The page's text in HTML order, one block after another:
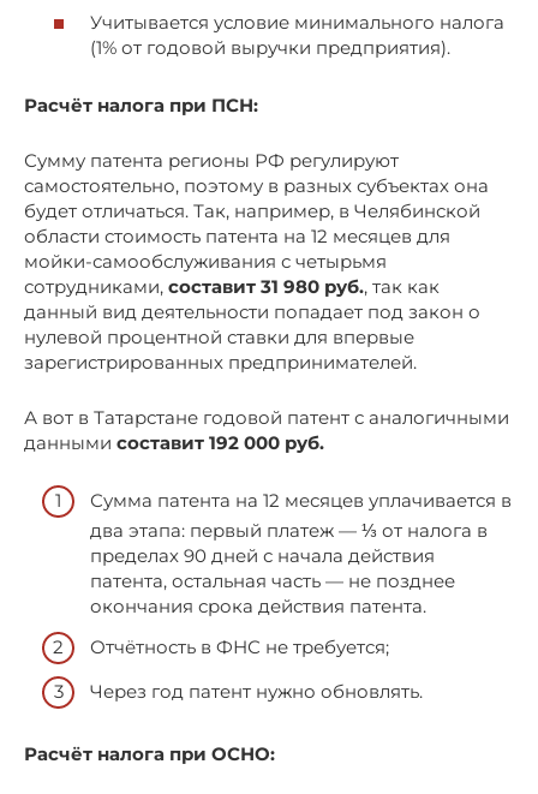
Учитывается условие минимального налога
(1% от годовой выручки предприятия).
Расчёт налога при ПСН:
Сумму патента регионы РФ регулируют
самостоятельно, поэтому в разных субъектах она
будет отличаться. Так, например, в Челябинской
области стоимость патента на 12 месяцев для
мойки-самообслуживания с четырьмя
сотрудниками, составит 31 980 руб., так как
данный вид деятельности попадает под закон о
нулевой процентной ставки для впервые
зарегистрированных предпринимателей.
А вот в Татарстане годовой патент с аналогичными
данными составит 192 000 руб.
Сумма патента на 12 месяцев уплачивается в
два этапа: первый платеж — ⅓ от налога в
пределах 90 дней с начала действия
патента, остальная часть — не позднее
окончания срока действия патента.
Отчётность в ФНС не требуется;
Через год патент нужно обновлять.
Расчёт налога при ОСНО: